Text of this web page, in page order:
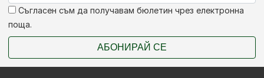
Съгласен съм да получавам бюлетин чрез електронна
поща.
АБОНИРАЙ СЕ